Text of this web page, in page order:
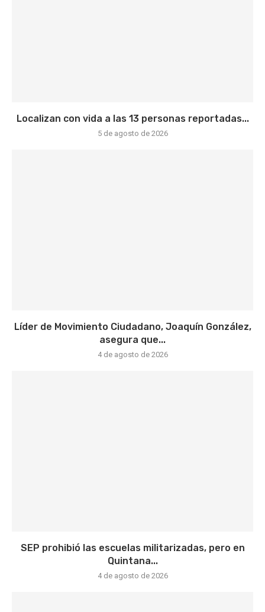
Localizan con vida a las 13 personas reportadas...
5 de agosto de 2026
Líder de Movimiento Ciudadano, Joaquín González,
asegura que...
4 de agosto de 2026
SEP prohibió las escuelas militarizadas, pero en
Quintana...
4 de agosto de 2026